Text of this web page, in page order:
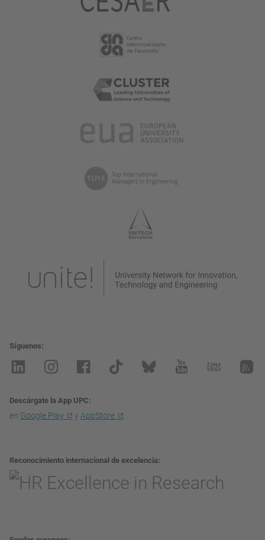
Síguenos
Descárgate la App UPC
en Google Play y AppStore
Reconocimiento internacional de excelencia